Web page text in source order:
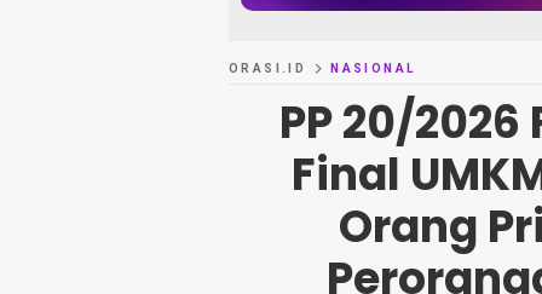
ORASI.ID NASIONAL
PP 20/
Final
Orang